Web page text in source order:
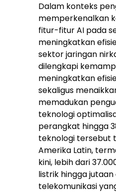
Dalam konteks
memperkenalkan
fitur-fitur AI pada
meningkatkan
sektor jaringan
dilengkapi
meningkatkan
sekaligus
memadukan
teknologi
perangkat hingga
teknologi tersebut
Amerika Latin,
kini, lebih dari
listrik hingga
telekomunikasi